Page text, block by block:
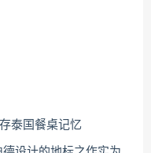
泰国餐桌记忆